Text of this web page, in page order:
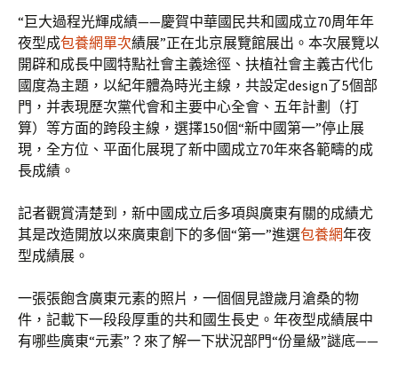
“巨大過程光輝成績——慶賀中華國民共和國成立70周年年
夜型成包養網單次績展”正在北京展覽館展出。本次展覽以
開辟和成長中國特點社會主義途徑、扶植社會主義古代化
國度為主題，以紀年體為時光主線，共設定design了5個部
門，并表現歷次黨代會和主要中心全會、五年計劃（打
算）等方面的跨段主線，選擇150個“新中國第一”停止展
現，全方位、平面化展現了新中國成立70年來各範疇的成
長成績。
記者觀賞清楚到，新中國成立后多項與廣東有關的成績尤
其是改造開放以來廣東創下的多個“第一”進選包養網年夜
型成績展。
一張張飽含廣東元素的照片，一個個見證歲月滄桑的物
件，記載下一段段厚重的共和國生長史。年夜型成績展中
有哪些廣東“元素”？來了解一下狀況部門“份量級”謎底——